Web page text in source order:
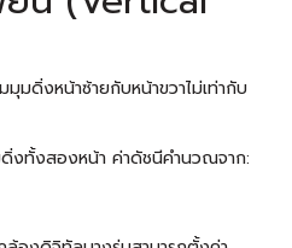
มดิ่งหน้าซ้ายกับหน้าขวาไม่เท่ากับ
งทั้งสองหน้า ค่าดัชนีคำนวณจาก: